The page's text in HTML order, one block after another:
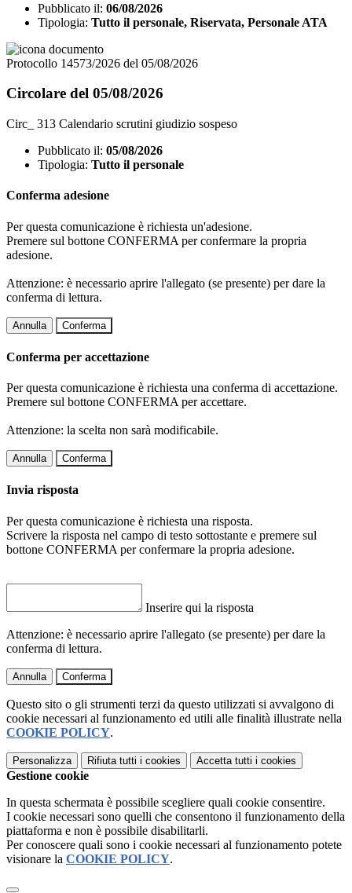
Pubblicato il: 06/08/2026
Tipologia: Tutto il personale, Riservata, Personale ATA
Protocollo 14573/2026 del 05/08/2026
Circolare del 05/08/2026
Circ_ 313 Calendario scrutini giudizio sospeso
Pubblicato il: 05/08/2026
Tipologia: Tutto il personale
Conferma adesione
Per questa comunicazione è richiesta un'adesione.
Premere sul bottone CONFERMA per confermare la propria
adesione.
Attenzione: è necessario aprire l'allegato (se presente) per dare la
conferma di lettura.
Annulla Conferma
Conferma per accettazione
Per questa comunicazione è richiesta una conferma di accettazione.
Premere sul bottone CONFERMA per accettare.
Attenzione: la scelta non sarà modificabile.
Annulla Conferma
Invia risposta
Per questa comunicazione è richiesta una risposta.
Scrivere la risposta nel campo di testo sottostante e premere sul
bottone CONFERMA per confermare la propria adesione.
Inserire qui la risposta
Attenzione: è necessario aprire l'allegato (se presente) per dare la
conferma di lettura.
Annulla Conferma
Questo sito o gli strumenti terzi da questo utilizzati si avvalgono di
cookie necessari al funzionamento ed utili alle finalità illustrate nella
COOKIE POLICY.
Personalizza Rifiuta tutti i cookies Accetta tutti i cookies
Gestione cookie
In questa schermata è possibile scegliere quali cookie consentire.
I cookie necessari sono quelli che consentono il funzionamento della
piattaforma e non è possibile disabilitarli.
Per conoscere quali sono i cookie necessari al funzionamento potete
visionare la COOKIE POLICY.